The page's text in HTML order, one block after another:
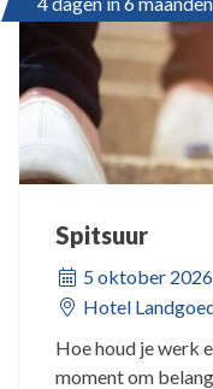
Spitsuur
5 oktober
Hotel
Hoe houd je werk
moment om